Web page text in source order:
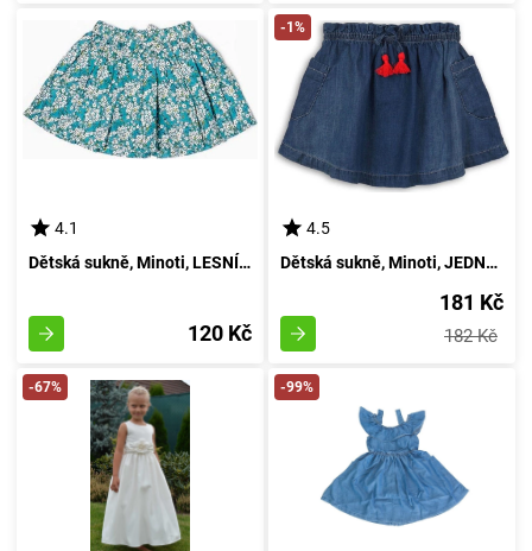
4.1
Dětská sukně, Minoti, LESNÍ 10, modrá - 92/98 | 2/3let
120 Kč
-1%
4.5
Dětská sukně, Minoti, JEDNOROŽEC 4, modrá - velikost 92/98 | 2-3 roky
181 Kč
182 Kč
-67% -99%